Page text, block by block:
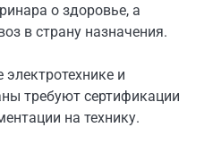
о здоровье, а
в страну назначения.
и
требуют сертификации
на технику.